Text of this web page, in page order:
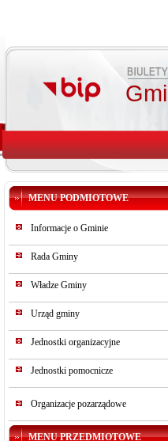
MENU PODMIOTOWE
Informacje o Gminie
Rada Gminy
Władze Gminy
Urząd gminy
Jednostki organizacyjne
Jednostki pomocnicze
Organizacje pozarządowe
MENU PRZEDMIOTOWE